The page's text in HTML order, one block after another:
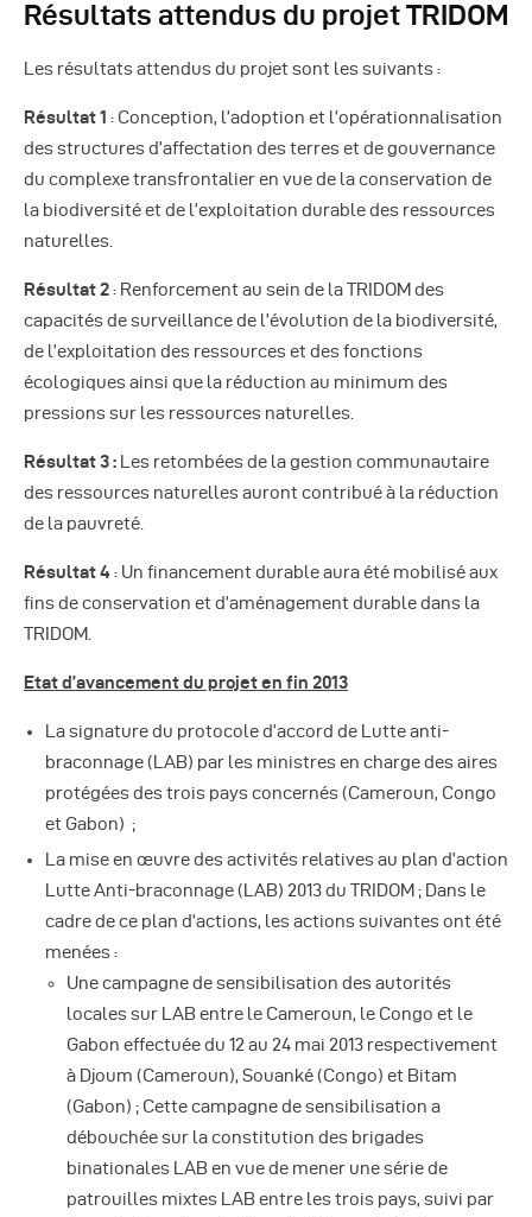
Résultats attendus du projet TRIDOM
Les résultats attendus du projet sont les suivants :
Résultat 1 : Conception, l’adoption et l’opérationnalisation
des structures d’affectation des terres et de gouvernance
du complexe transfrontalier en vue de la conservation de
la biodiversité et de l’exploitation durable des ressources
naturelles.
Résultat 2: Renforcement au sein de la TRIDOM des
capacités de surveillance de l’évolution de la biodiversité,
de l’exploitation des ressources et des fonctions
écologiques ainsi que la réduction au minimum des
pressions sur les ressources naturelles.
Résultat 3 : Les retombées de la gestion communautaire
des ressources naturelles auront contribué à la réduction
de la pauvreté.
Résultat 4: Un financement durable aura été mobilisé aux
fins de conservation et d’aménagement durable dans la
TRIDOM.
Etat d’avancement du projet en fin 2013
La signature du protocole d’accord de Lutte anti-
braconnage (LAB) par les ministres en charge des aires
protégées des trois pays concernés (Cameroun, Congo
et Gabon) ;
La mise en œuvre des activités relatives au plan d’action
Lutte Anti-braconnage (LAB) 2013 du TRIDOM ; Dans le
cadre de ce plan d’actions, les actions suivantes ont été
menées :
Une campagne de sensibilisation des autorités
locales sur LAB entre le Cameroun, le Congo et le
Gabon effectuée du 12 au 24 mai 2013 respectivement
à Djoum (Cameroun), Souanké (Congo) et Bitam
(Gabon) ; Cette campagne de sensibilisation a
débouchée sur la constitution des brigades
binationales LAB en vue de mener une série de
patrouilles mixtes LAB entre les trois pays, suivi par